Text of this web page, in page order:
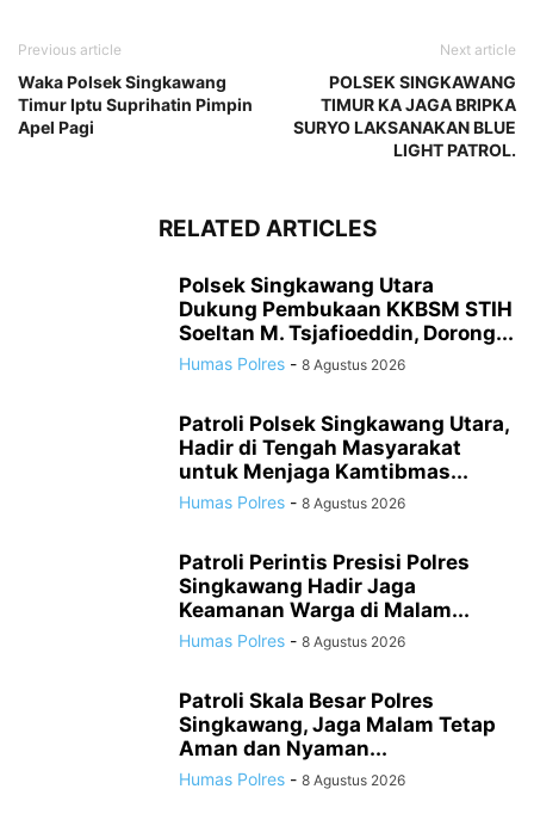
Previous article
Waka Polsek Singkawang
Timur Iptu Suprihatin Pimpin
Apel Pagi
Next article
POLSEK SINGKAWANG
TIMUR KA JAGA BRIPKA
SURYO LAKSANAKAN BLUE
LIGHT PATROL.
RELATED ARTICLES
Polsek Singkawang Utara
Dukung Pembukaan KKBSM STIH
Soeltan M. Tsjafioeddin, Dorong...
Humas Polres - 8 Agustus 2026
Patroli Polsek Singkawang Utara,
Hadir di Tengah Masyarakat
untuk Menjaga Kamtibmas...
Humas Polres - 8 Agustus 2026
Patroli Perintis Presisi Polres
Singkawang Hadir Jaga
Keamanan Warga di Malam...
Humas Polres - 8 Agustus 2026
Patroli Skala Besar Polres
Singkawang, Jaga Malam Tetap
Aman dan Nyaman...
Humas Polres - 8 Agustus 2026